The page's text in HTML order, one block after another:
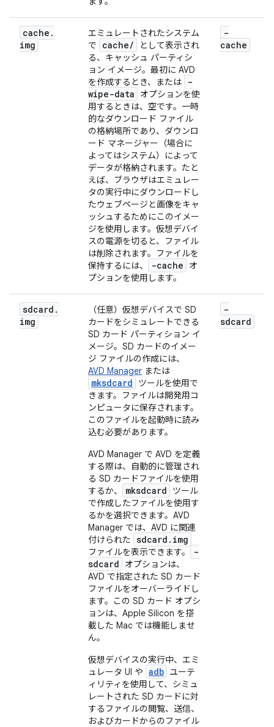
cache .
img
エミュレートされたシステム
で
cache/
として表示され
る、キャッシュ パーティシ
ョン イメージ。最初に AVD
を作成するとき、または
-
wipe-data
オプションを使
用するときは、空です。一時
的なダウンロード ファイル
の格納場所であり、ダウンロ
ード マネージャー（場合に
よってはシステム）によって
データが格納されます。たと
えば、ブラウザはエミュレー
タの実行中にダウンロードし
たウェブページと画像をキャ
ッシュするためにこのイメー
ジを使用します。仮想デバイ
スの電源を切ると、ファイル
は削除されます。ファイルを
保持するには、
-cache
オ
プションを使用します。
-
cache
sdcard .
img
（任意）仮想デバイスで SD
カードをシミュレートできる
SD カード パーティション イ
メージ。SD カードのイメー
ジ ファイルの作成には、
AVD Manager または
mksdcard
ツールを使用で
きます。ファイルは開発用コ
ンピュータに保存されます。
このファイルを起動時に読み
込む必要があります。
AVD Manager で AVD を定義
する際は、自動的に管理され
る SD カードファイルを使用
するか、
mksdcard
ツール
で作成したファイルを使用す
るかを選択できます。AVD
Manager では、AVD に関連
付けられた sdcard.img
ファイルを表示できます。
-
sdcard
オプションは、
AVD で指定された SD カード
ファイルをオーバーライドし
ます。この SD カード オプシ
ョンは、Apple Silicon を搭
載した Mac では機能しませ
ん。
仮想デバイスの実行中、エミ
ュレータ UI や adb ユーテ
ィリティを使用して、シミュ
レートされた SD カードに対
するファイルの閲覧、送信、
およびカードからのファイル
-
sdcard